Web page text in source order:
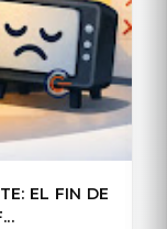
EL FIN DE